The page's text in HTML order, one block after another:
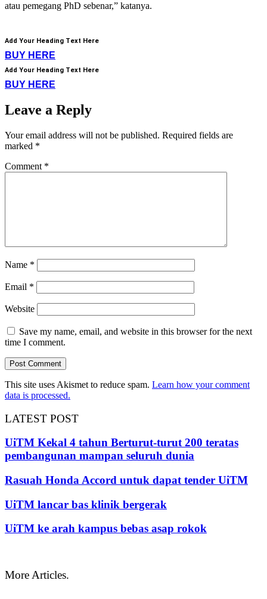
atau pemegang PhD sebenar,” katanya.
Add Your Heading Text Here
BUY HERE
Add Your Heading Text Here
BUY HERE
Leave a Reply
Your email address will not be published. Required fields are
marked *
Comment *
Name *
Email *
Website
Save my name, email, and website in this browser for the next
time I comment.
This site uses Akismet to reduce spam. Learn how your comment
data is processed.
LATEST POST
UiTM Kekal 4 tahun Berturut-turut 200 teratas
pembangunan mampan seluruh dunia
Rasuah Honda Accord untuk dapat tender UiTM
UiTM lancar bas klinik bergerak
UiTM ke arah kampus bebas asap rokok
More Articles.